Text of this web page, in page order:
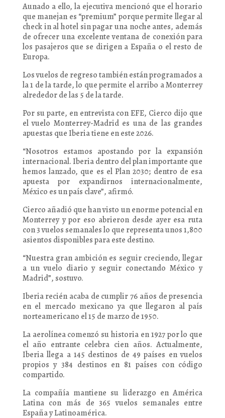
Aunado a ello, la ejecutiva mencionó que el horario
que manejan es “premium” porque permite llegar al
check in al hotel sin pagar una noche antes, además
de ofrecer una excelente ventana de conexión para
los pasajeros que se dirigen a España o el resto de
Europa.
Los vuelos de regreso también están programados a
la 1 de la tarde, lo que permite el arribo a Monterrey
alrededor de las 5 de la tarde.
Por su parte, en entrevista con EFE, Cierco dijo que
el vuelo Monterrey-Madrid es una de las grandes
apuestas que Iberia tiene en este 2026.
“Nosotros estamos apostando por la expansión
internacional. Iberia dentro del plan importante que
hemos lanzado, que es el Plan 2030; dentro de esa
apuesta por expandirnos internacionalmente,
México es un país clave”, afirmó.
Cierco añadió que han visto un enorme potencial en
Monterrey y por eso abrieron desde ayer esa ruta
con 3 vuelos semanales lo que representa unos 1,800
asientos disponibles para este destino.
“Nuestra gran ambición es seguir creciendo, llegar
a un vuelo diario y seguir conectando México y
Madrid”, sostuvo.
Iberia recién acaba de cumplir 76 años de presencia
en el mercado mexicano ya que llegaron al país
norteamericano el 15 de marzo de 1950.
La aerolínea comenzó su historia en 1927 por lo que
el año entrante celebra cien años. Actualmente,
Iberia llega a 145 destinos de 49 países en vuelos
propios y 384 destinos en 81 países con código
compartido.
La compañía mantiene su liderazgo en América
Latina con más de 365 vuelos semanales entre
España y Latinoamérica.